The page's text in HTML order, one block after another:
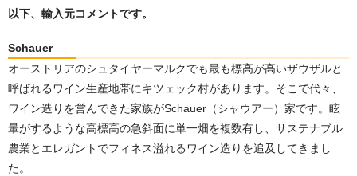
以下、輸入元コメントです。
Schauer
オーストリアのシュタイヤーマルクでも最も標高が高いザウザルと
呼ばれるワイン生産地帯にキツェック村があります。そこで代々、
ワイン造りを営んできた家族がSchauer（シャウアー）家です。眩
暈がするような高標高の急斜面に単一畑を複数有し、サステナブル
農業とエレガントでフィネス溢れるワイン造りを追及してきまし
た。